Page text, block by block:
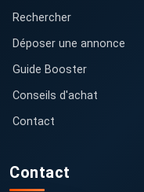
Rechercher
Déposer une annonce
Guide Booster
Conseils d'achat
Contact
Contact